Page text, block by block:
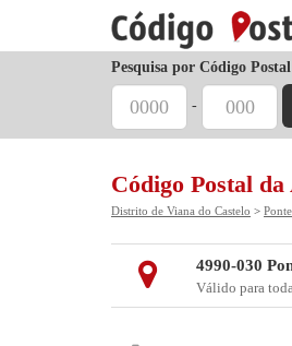
Pesquisa por Código Postal
-
Código Postal da
Distrito de Viana do Castelo >
4990-030
Válido para